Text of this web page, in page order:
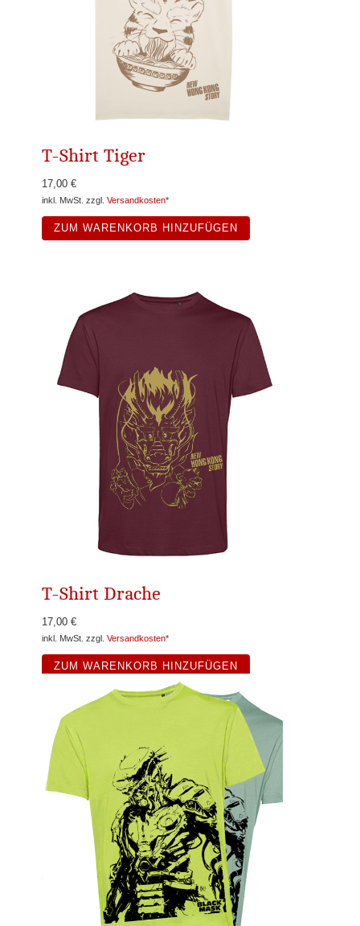
T-Shirt Tiger
17,00 €
inkl. MwSt. zzgl. Versandkosten*
ZUM WARENKORB HINZUFÜGEN
T-Shirt Drache
17,00 €
inkl. MwSt. zzgl. Versandkosten*
ZUM WARENKORB HINZUFÜGEN